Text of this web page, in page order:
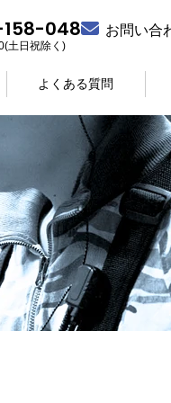
158-048
土日祝除く)
お問い合
よくある質問